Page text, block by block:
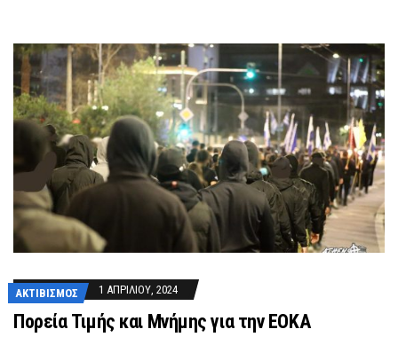
ΑΚΤΙΒΙΣΜΌΣ 1 ΑΠΡΙΛΊΟΥ, 2024
Πορεία Τιμής και Μνήμης για την ΕΟΚΑ